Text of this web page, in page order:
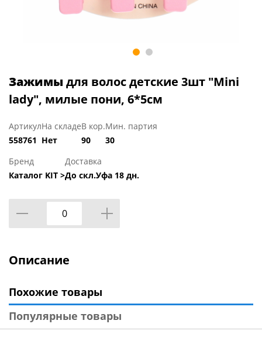
Зажимы для волос детские 3шт "Mini
lady", милые пони, 6*5см
Артикул
558761
На складе
Нет
В кор.
90
Мин. партия
30
Бренд
Каталог KIT >
Доставка
До скл.Уфа 18 дн.
Описание
Похожие товары
Популярные товары